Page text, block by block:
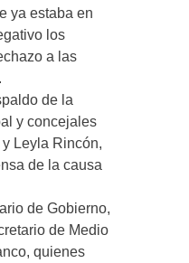
ya estaba en
los
a las
de la
y concejales
Leyla Rincón,
de la causa
de Gobierno,
de Medio
quienes